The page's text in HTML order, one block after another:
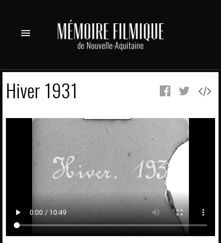
menu
Hiver 1931